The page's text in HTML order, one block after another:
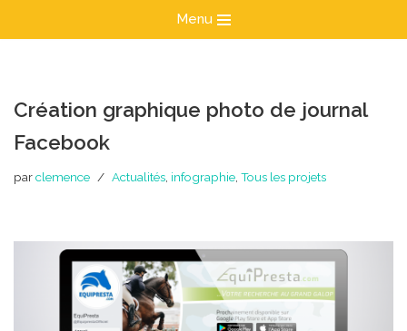
Menu
Création graphique photo de journal
Facebook
parclemence Actualités infographie Tous les projets